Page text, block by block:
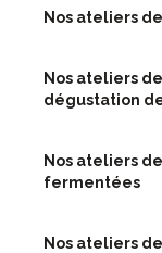
Nos ateliers
Nos ateliers
dégustation
Nos ateliers
fermentées
Nos ateliers